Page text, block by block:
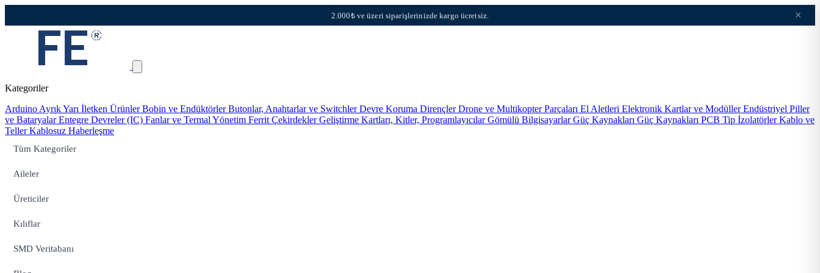
2.000₺ ve üzeri siparişlerinizde kargo ücretsiz. ×
Kategoriler
Arduino Ayrık Yarı İletken ÜrünlerBobin ve EndüktörlerButonlar, Anahtarlar ve SwitchlerDevre Koruma DirençlerDrone ve Multikopter Parçaları El Aletleri Elektronik Kartlar ve ModüllerEndüstriyel Piller
ve BataryalarEntegre Devreler (IC) Fanlar ve Termal Yönetim Ferrit ÇekirdeklerGeliştirme Kartları, Kitler, ProgramlayıcılarGömülü BilgisayarlarGüç Kaynakları Güç Kaynakları PCB Tip İzolatörlerKablo ve
TellerKablosuz Haberleşme
Tüm Kategoriler
Aileler
Üreticiler
Kılıflar
SMD Veritabanı